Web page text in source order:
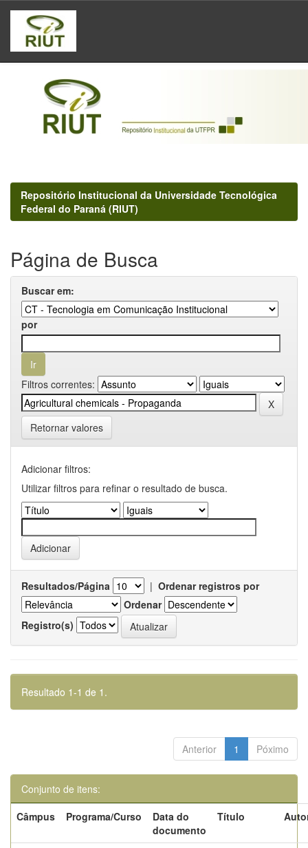
Skip
navigation
Repositório Institucional da Universidade Tecnológica
Federal do Paraná (RIUT)
Página de Busca
Buscar em:
por
Filtros correntes:
Retornar valores
Adicionar filtros:
Utilizar filtros para refinar o resultado de busca.
Resultados/Página | Ordenar registros por
Ordenar
Registro(s)
Resultado 1-1 de 1.
Anterior 1 Póximo
Conjunto de itens:
Câmpus
Programa/Curso
Data do
documento
Título